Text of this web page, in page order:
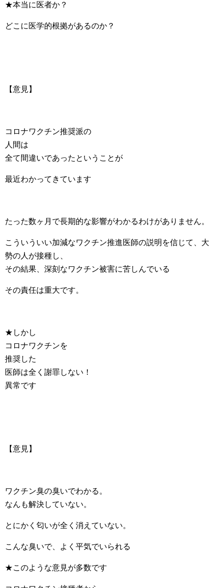
★本当に医者か？
どこに医学的根拠があるのか？
【意見】
コロナワクチン推奨派の
人間は
全て間違いであったということが
最近わかってきています
たった数ヶ月で長期的な影響がわかるわけがありません。
こういういい加減なワクチン推進医師の説明を信じて、大
勢の人が接種し、
その結果、深刻なワクチン被害に苦しんでいる
その責任は重大です。
★しかし
コロナワクチンを
推奨した
医師は全く謝罪しない！
異常です
【意見】
ワクチン臭の臭いでわかる。
なんも解決していない。
とにかく匂いが全く消えていない。
こんな臭いで、よく平気でいられる
★このような意見が多数です